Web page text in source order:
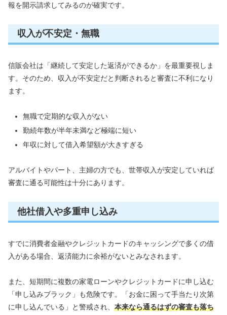
報を開示請求してみるのが確実です。
収入が不安定・無職
信販会社は「継続して安定した返済ができるか」を最重要視しま
す。そのため、収入が不安定だと判断されると審査に不利になり
ます。
無職で定期的な収入がない
勤続年数が半年未満など極端に短い
年収に対して借入希望額が大きすぎる
アルバイトやパート、主婦の方でも、世帯収入が安定していれば
審査に通る可能性は十分にあります。
他社借入や多重申し込み
すでに消費者金融やクレジットカードのキャッシングで多くの借
入がある場合、返済能力に余裕がないとみなされます。
また、短期間に複数の家電ローンやクレジットカードに申し込む
「申し込みブラック」も危険です。「お金に困って手当たり次第
に申し込んでいる」と警戒され、 本来なら通るはずの審査も落ち